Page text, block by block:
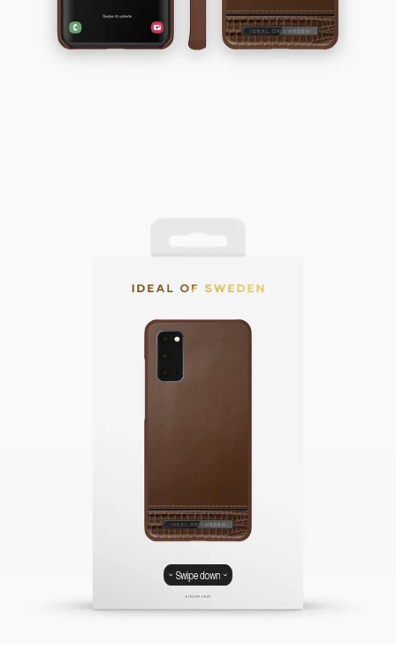
Swipe down